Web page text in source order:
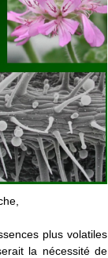
plus volatiles
la nécessité de